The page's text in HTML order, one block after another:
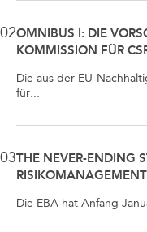
02OMNIBUS I: DIE
KOMMISSION FÜR
Die aus der EU-
für...
03THE NEVER-ENDING
Die EBA hat Anfang